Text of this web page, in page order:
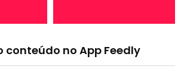
conteúdo no App Feedly